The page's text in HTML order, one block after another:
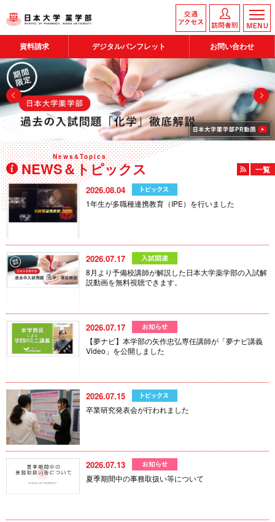
資料請求 デジタルパンフレット お問い合わせ
News&Topics
NEWS＆トピックス 一覧
2026.08.04
1年生が多職種連携教育（IPE）を行いました
2026.07.17
8月より予備校講師が解説した日本大学薬学部の入試解
説動画を無料視聴できます。
2026.07.17
【夢ナビ】本学部の矢作忠弘専任講師が「夢ナビ講義
Video」を公開しました
2026.07.15
卒業研究発表会が行われました
2026.07.13
夏季期間中の事務取扱い等について